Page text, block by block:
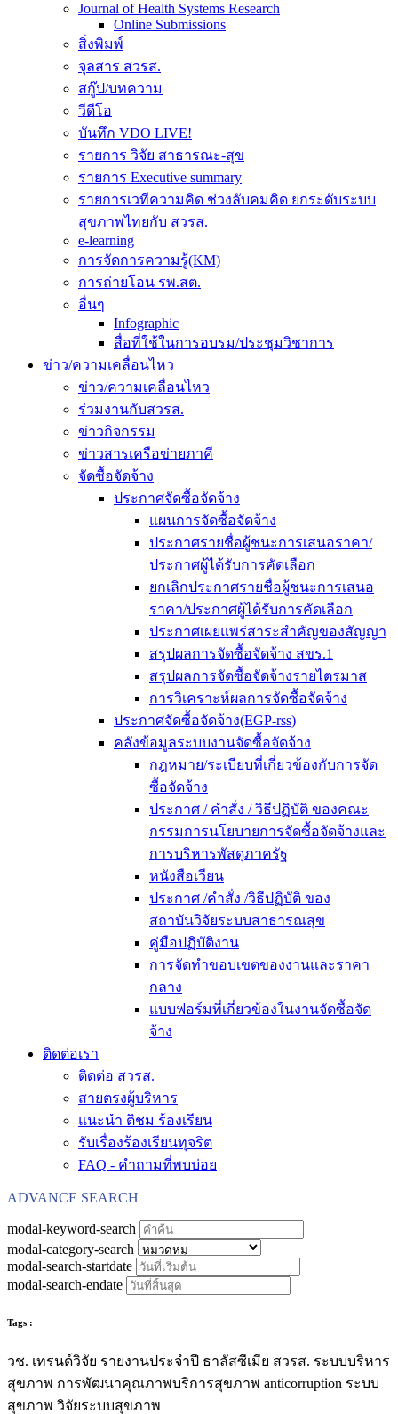
Journal of Health Systems Research
Online Submissions
สิ่งพิมพ์
จุลสาร สวรส.
สกู๊ป/บทความ
วีดีโอ
บันทึก VDO LIVE!
รายการ วิจัย สาธารณะ-สุข
รายการ Executive summary
รายการเวทีความคิด ช่วงลับคมคิด ยกระดับระบบ
สุขภาพไทยกับ สวรส.
e-learning
การจัดการความรู้(KM)
การถ่ายโอน รพ.สต.
อื่นๆ
Infographic
สื่อที่ใช้ในการอบรม/ประชุมวิชาการ
ข่าว/ความเคลื่อนไหว
ข่าว/ความเคลื่อนไหว
ร่วมงานกับสวรส.
ข่าวกิจกรรม
ข่าวสารเครือข่ายภาคี
จัดซื้อจัดจ้าง
ประกาศจัดซื้อจัดจ้าง
แผนการจัดซื้อจัดจ้าง
ประกาศรายชื่อผู้ชนะการเสนอราคา/
ประกาศผู้ได้รับการคัดเลือก
ยกเลิกประกาศรายชื่อผู้ชนะการเสนอ
ราคา/ประกาศผู้ได้รับการคัดเลือก
ประกาศเผยแพร่สาระสำคัญของสัญญา
สรุปผลการจัดซื้อจัดจ้าง สขร.1
สรุปผลการจัดซื้อจัดจ้างรายไตรมาส
การวิเคราะห์ผลการจัดซื้อจัดจ้าง
ประกาศจัดซื้อจัดจ้าง(EGP-rss)
คลังข้อมูลระบบงานจัดซื้อจัดจ้าง
กฎหมาย/ระเบียบที่เกี่ยวข้องกับการจัด
ซื้อจัดจ้าง
ประกาศ / คำสั่ง / วิธีปฏิบัติ ของคณะ
กรรมการนโยบายการจัดซื้อจัดจ้างและ
การบริหารพัสดุภาครัฐ
หนังสือเวียน
ประกาศ /คำสั่ง /วิธีปฏิบัติ ของ
สถาบันวิจัยระบบสาธารณสุข
คู่มือปฏิบัติงาน
การจัดทำขอบเขตของงานและราคา
กลาง
แบบฟอร์มที่เกี่ยวข้องในงานจัดซื้อจัด
จ้าง
ติดต่อเรา
ติดต่อ สวรส.
สายตรงผู้บริหาร
แนะนำ ติชม ร้องเรียน
รับเรื่องร้องเรียนทุจริต
FAQ - คำถามที่พบบ่อย
ADVANCE SEARCH
modal-keyword-search
modal-category-search
modal-search-startdate
modal-search-endate
Tags :
วช. เทรนด์วิจัย รายงานประจำปี ธาลัสซีเมีย สวรส. ระบบบริหาร
สุขภาพ การพัฒนาคุณภาพบริการสุขภาพ anticorruption ระบบ
สุขภาพ วิจัยระบบสุขภาพ